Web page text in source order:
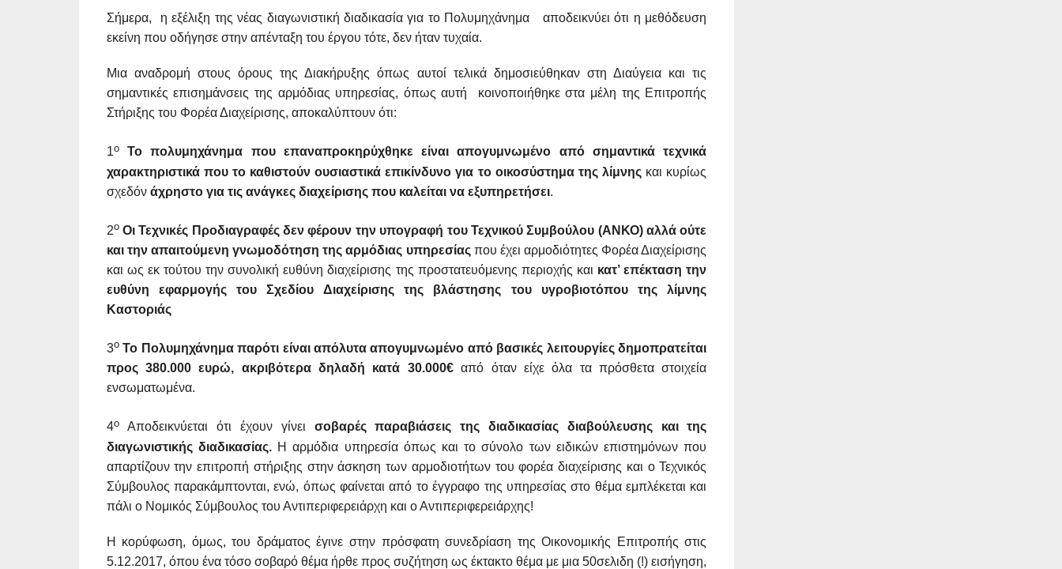
Σήμερα, η εξέλιξη της νέας διαγωνιστική διαδικασία για το Πολυμηχάνημα αποδεικνύει ότι η μεθόδευση
εκείνη που οδήγησε στην απένταξη του έργου τότε, δεν ήταν τυχαία.
Μια αναδρομή στους όρους της Διακήρυξης όπως αυτοί τελικά δημοσιεύθηκαν στη Διαύγεια και τις
σημαντικές επισημάνσεις της αρμόδιας υπηρεσίας, όπως αυτή κοινοποιήθηκε στα μέλη της Επιτροπής
Στήριξης του Φορέα Διαχείρισης, αποκαλύπτουν ότι:
1ο
Το πολυμηχάνημα που επαναπροκηρύχθηκε είναι απογυμνωμένο από σημαντικά τεχνικά
χαρακτηριστικά που το καθιστούν ουσιαστικά επικίνδυνο για το οικοσύστημα της λίμνης και κυρίως
σχεδόν άχρηστο για τις ανάγκες διαχείρισης που καλείται να εξυπηρετήσει.
2ο Οι Τεχνικές Προδιαγραφές δεν φέρουν την υπογραφή του Τεχνικού Συμβούλου (ΑΝΚΟ) αλλά ούτε
και την απαιτούμενη γνωμοδότηση της αρμόδιας υπηρεσίαςπου έχει αρμοδιότητες Φορέα Διαχείρισης
και ως εκ τούτου την συνολική ευθύνη διαχείρισης της προστατευόμενης περιοχής και κατ’ επέκταση την
ευθύνη εφαρμογής του Σχεδίου Διαχείρισης της βλάστησης του υγροβιοτόπου της λίμνης
Καστοριάς
3ο Το Πολυμηχάνημα παρότι είναι απόλυτα απογυμνωμένο από βασικές λειτουργίες δημοπρατείται
προς 380.000 ευρώ, ακριβότερα δηλαδή κατά 30.000€από όταν είχε όλα τα πρόσθετα στοιχεία
ενσωματωμένα.
4οΑποδεικνύεται ότι έχουν γίνει σοβαρές παραβιάσεις της διαδικασίας διαβούλευσης και της
διαγωνιστικής διαδικασίας.Η αρμόδια υπηρεσία όπως και το σύνολο των ειδικών επιστημόνων που
απαρτίζουν την επιτροπή στήριξης στην άσκηση των αρμοδιοτήτων του φορέα διαχείρισης και ο Τεχνικός
Σύμβουλος παρακάμπτονται, ενώ, όπως φαίνεται από το έγγραφο της υπηρεσίας στο θέμα εμπλέκεται και
πάλι ο Νομικός Σύμβουλος του Αντιπεριφερειάρχη και ο Αντιπεριφερειάρχης!
Η κορύφωση, όμως, του δράματος έγινε στην πρόσφατη συνεδρίαση της Οικονομικής Επιτροπής στις
5.12.2017, όπου ένα τόσο σοβαρό θέμα ήρθε προς συζήτηση ως έκτακτο θέμα με μια 50σελιδη (!) εισήγηση,